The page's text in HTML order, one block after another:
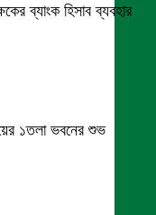
ব্যাংক হিসাব ব্যবহার
১তলা ভবনের শুভ